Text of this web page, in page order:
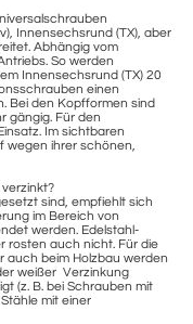
Innensechsrund (TX), aber
Abhängig vom
So werden
Innensechsrund (TX) 20
einen
Bei den Kopfformen sind
gängig. Für den
Im sichtbaren
wegen ihrer schönen,
sind, empfiehlt sich
im Bereich von
werden. Edelstahl-
rosten auch nicht. Für die
auch beim Holzbau werden
weißer Verzinkung
(z. B. bei Schrauben mit
mit einer